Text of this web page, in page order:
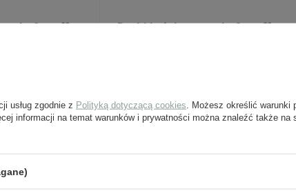
Luftwaffe -
Patki kołnierzowe Luftwaffe -
usług zgodnie z Polityką dotyczącą cookies . Możesz określić warunki
informacji na temat warunków i prywatności można znaleźć także na